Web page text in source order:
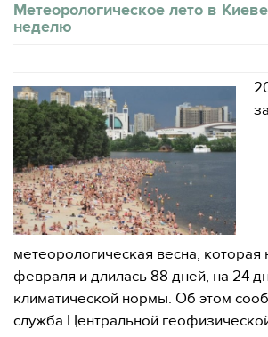
Метеорологическое лето в
неделю
метеорологическая весна,
февраля и длилась 88 дней, на 24
климатической нормы. Об этом
служба Центральной